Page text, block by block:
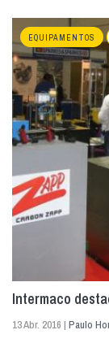
EQUIPAMENTOS
Intermaco
13 Abr. 2016 | Paulo